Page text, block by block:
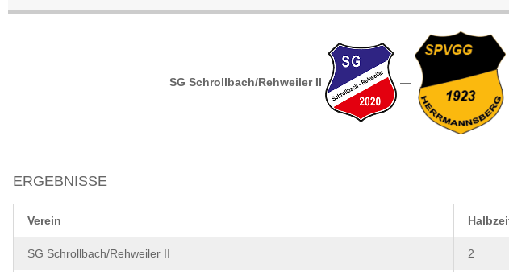
SG Schrollbach/Rehweiler II —
ERGEBNISSE
Verein
SG Schrollbach/Rehweiler II 2